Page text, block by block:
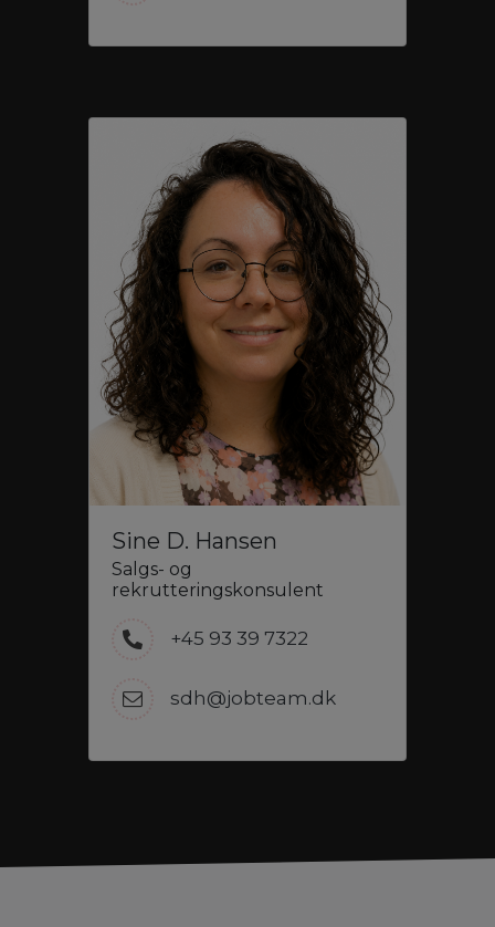
Sine D. Hansen
Salgs- og
rekrutteringskonsulent
+45 93 39 7322
sdh@jobteam.dk